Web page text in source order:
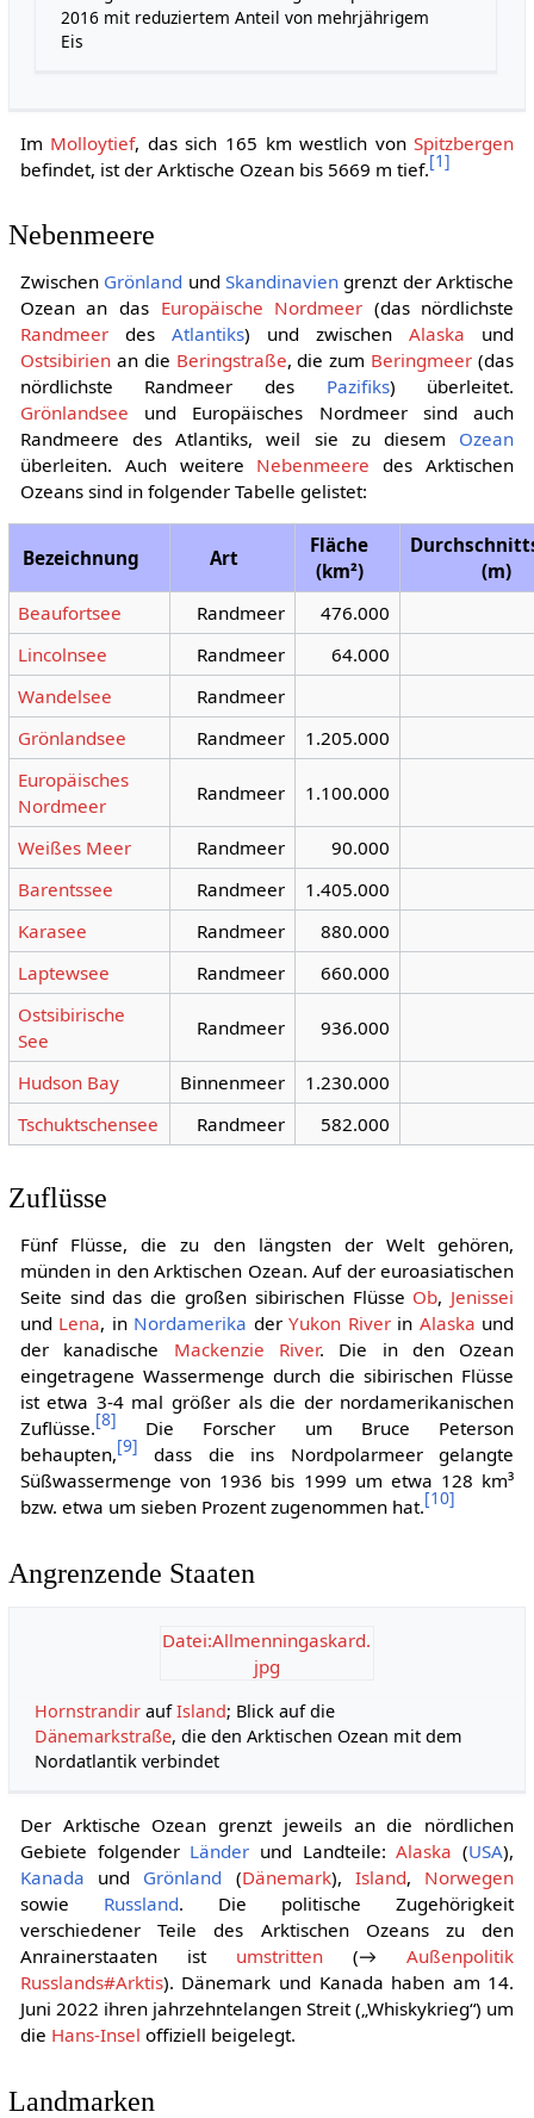
2016 mit reduziertem Anteil von mehrjährigem
Eis
Im Molloytief, das sich 165 km westlich vonSpitzbergen
befindet, ist der Arktische Ozean bis 5669 m tief.[1]
Nebenmeere
Zwischen Grönland und Skandinavien grenzt der Arktische
Ozean an das Europäische Nordmeer (das nördlichste
Randmeerdes Atlantiks) und zwischenAlaska und
Ostsibirienan die Beringstraße, die zum Beringmeer (das
nördlichste Randmeer des Pazifiks) überleitet.
Grönlandsee und Europäisches Nordmeer sind auch
Randmeere des Atlantiks, weil sie zu diesem Ozean
überleiten. Auch weitere Nebenmeere des Arktischen
Ozeans sind in folgender Tabelle gelistet:
Bezeichnung Art
Fläche
(km²)
(m)
Beaufortsee
Randmeer
476.000
Lincolnsee
Randmeer
64.000
Wandelsee
Randmeer
Grönlandsee
Randmeer
1.205.000
Europäisches
Nordmeer
Randmeer 1.100.000
Weißes Meer Randmeer
90.000
Barentssee
Randmeer
1.405.000
Karasee
Randmeer
880.000
Laptewsee
Randmeer
660.000
Ostsibirische
See
Randmeer 936.000
Hudson Bay Binnenmeer
1.230.000
Tschuktschensee
Randmeer 582.000
Zuflüsse
Fünf Flüsse, die zu den längsten der Welt gehören,
münden in den Arktischen Ozean. Auf der euroasiatischen
Seite sind das die großen sibirischen Flüsse Ob, Jenissei
und Lena, in Nordamerika derYukon Riverin Alaska und
der kanadische Mackenzie River. Die in den Ozean
eingetragene Wassermenge durch die sibirischen Flüsse
ist etwa 3-4 mal größer als die der nordamerikanischen
Zuflüsse.[8] Die Forscher um Bruce Peterson
behaupten,[9] dass die ins Nordpolarmeer gelangte
Süßwassermenge von 1936 bis 1999 um etwa 128 km³
bzw. etwa um sieben Prozent zugenommen hat.[10]
Angrenzende Staaten
Datei:Allmenningaskard.
jpg
Hornstrandir aufIsland; Blick auf die
Dänemarkstraße, die den Arktischen Ozean mit dem
Nordatlantik verbindet
Der Arktische Ozean grenzt jeweils an die nördlichen
Gebiete folgender Länder und Landteile:Alaska (USA),
Kanada und Grönland (Dänemark), Island, Norwegen
sowie Russland. Die politische Zugehörigkeit
verschiedener Teile des Arktischen Ozeans zu den
Anrainerstaaten ist umstritten (→Außenpolitik
Russlands#Arktis). Dänemark und Kanada haben am 14.
Juni 2022 ihren jahrzehntelangen Streit („Whiskykrieg“) um
die Hans-Insel offiziell beigelegt.
Landmarken